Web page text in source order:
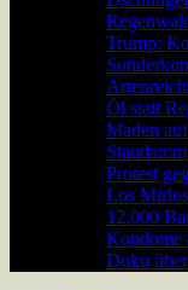
Trump:
Öl statt
Maden
Protest
Los
12.000
Kondome
Doku